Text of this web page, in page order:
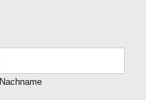
Nachname